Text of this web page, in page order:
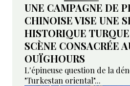
UNE CAMPAGNE DE
CHINOISE VISE UNE
HISTORIQUE
SCÈNE CONSACRÉE
OUÏGHOURS
L'épineuse question de la
"Turkestan oriental"...